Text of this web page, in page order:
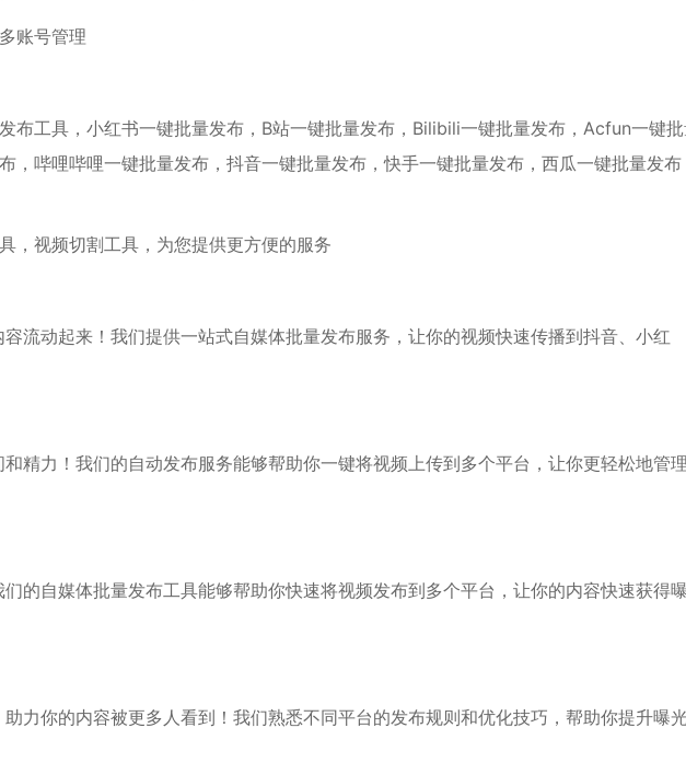
账号管理
布工具，小红书一键批量发布，B站一键批量发布，Bilibili一键批量发布，Acfun一键
，哔哩哔哩一键批量发布，抖音一键批量发布，快手一键批量发布，西瓜一键批量发布
，视频切割工具，为您提供更方便的服务
流动起来！我们提供一站式自媒体批量发布服务，让你的视频快速传播到抖音、小红
精力！我们的自动发布服务能够帮助你一键将视频上传到多个平台，让你更轻松地管
的自媒体批量发布工具能够帮助你快速将视频发布到多个平台，让你的内容快速获得
力你的内容被更多人看到！我们熟悉不同平台的发布规则和优化技巧，帮助你提升曝